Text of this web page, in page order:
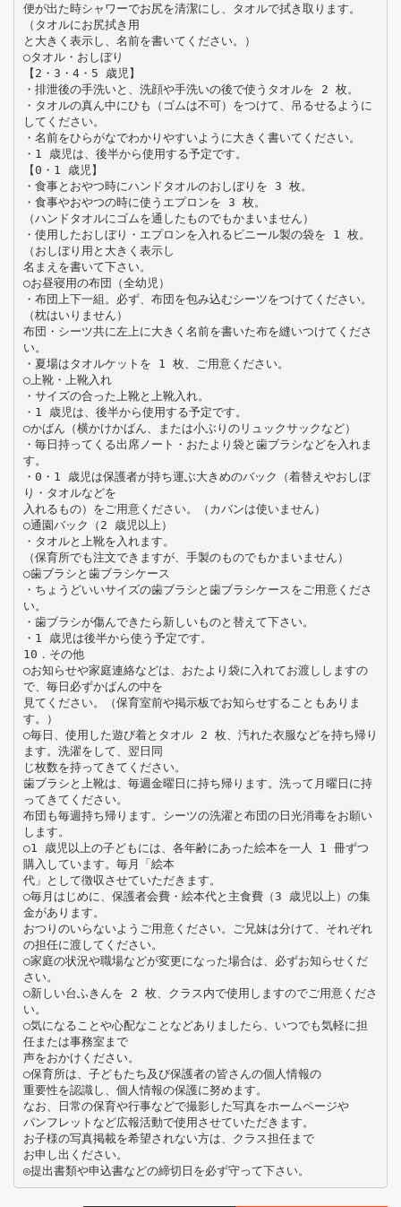
便が出た時シャワーでお尻を清潔にし、タオルで拭き取ります。
（タオルにお尻拭き用
と大きく表示し、名前を書いてください。）
○タオル・おしぼり
【2・3・4・5 歳児】
・排泄後の手洗いと、洗顔や手洗いの後で使うタオルを 2 枚。
・タオルの真ん中にひも（ゴムは不可）をつけて、吊るせるように
してください。
・名前をひらがなでわかりやすいように大きく書いてください。
・1 歳児は、後半から使用する予定です。
【0・1 歳児】
・食事とおやつ時にハンドタオルのおしぼりを 3 枚。
・食事やおやつの時に使うエプロンを 3 枚。
（ハンドタオルにゴムを通したものでもかまいません）
・使用したおしぼり・エプロンを入れるビニール製の袋を 1 枚。
（おしぼり用と大きく表示し
名まえを書いて下さい。
○お昼寝用の布団（全幼児）
・布団上下一組。必ず、布団を包み込むシーツをつけてください。
（枕はいりません）
布団・シーツ共に左上に大きく名前を書いた布を縫いつけてくださ
い。
・夏場はタオルケットを 1 枚、ご用意ください。
○上靴・上靴入れ
・サイズの合った上靴と上靴入れ。
・1 歳児は、後半から使用する予定です。
○かばん（横かけかばん、または小ぶりのリュックサックなど）
・毎日持ってくる出席ノート・おたより袋と歯ブラシなどを入れま
す。
・0・1 歳児は保護者が持ち運ぶ大きめのバック（着替えやおしぼ
り・タオルなどを
入れるもの）をご用意ください。（カバンは使いません）
○通園バック（2 歳児以上）
・タオルと上靴を入れます。
（保育所でも注文できますが、手製のものでもかまいません）
○歯ブラシと歯ブラシケース
・ちょうどいいサイズの歯ブラシと歯ブラシケースをご用意くださ
い。
・歯ブラシが傷んできたら新しいものと替えて下さい。
・1 歳児は後半から使う予定です。
10．その他
○お知らせや家庭連絡などは、おたより袋に入れてお渡ししますの
で、毎日必ずかばんの中を
見てください。（保育室前や掲示板でお知らせすることもありま
す。）
○毎日、使用した遊び着とタオル 2 枚、汚れた衣服などを持ち帰り
ます。洗濯をして、翌日同
じ枚数を持ってきてください。
歯ブラシと上靴は、毎週金曜日に持ち帰ります。洗って月曜日に持
ってきてください。
布団も毎週持ち帰ります。シーツの洗濯と布団の日光消毒をお願い
します。
○1 歳児以上の子どもには、各年齢にあった絵本を一人 1 冊ずつ
購入しています。毎月「絵本
代」として徴収させていただきます。
○毎月はじめに、保護者会費・絵本代と主食費（3 歳児以上）の集
金があります。
おつりのいらないようご用意ください。ご兄妹は分けて、それぞれ
の担任に渡してください。
○家庭の状況や職場などが変更になった場合は、必ずお知らせくだ
さい。
○新しい台ふきんを 2 枚、クラス内で使用しますのでご用意くださ
い。
○気になることや心配なことなどありましたら、いつでも気軽に担
任または事務室まで
声をおかけください。
○保育所は、子どもたち及び保護者の皆さんの個人情報の
重要性を認識し、個人情報の保護に努めます。
なお、日常の保育や行事などで撮影した写真をホームページや
パンフレットなど広報活動で使用させていただきます。
お子様の写真掲載を希望されない方は、クラス担任まで
お申し出ください。